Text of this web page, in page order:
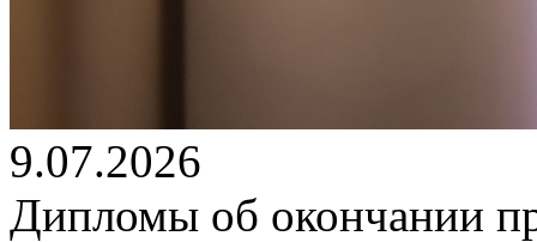
9.07.2026
Дипломы об окончании